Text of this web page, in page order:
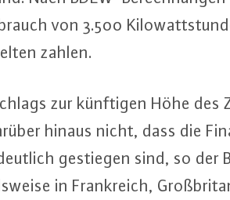
von 3.500
zahlen.
zur künftigen Höhe
hinaus nicht, dass die
gestiegen sind, so der
in Frank­reich,